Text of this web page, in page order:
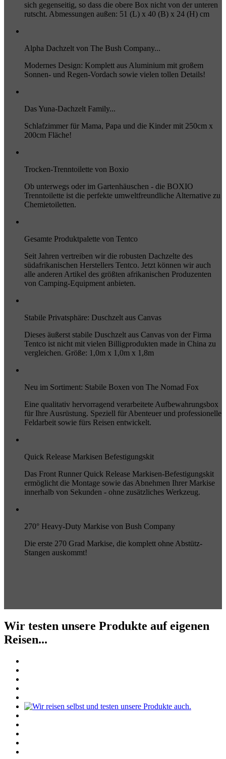
sich gegenseitig, so dass die obere Box nicht von der unteren
rutscht. Abmessungen außen: 51 (L) x 40 (B) x 24 (H) cm
Alpha Dachzelt von The Bush Company...
Modernes Design: Komplett aus Aluminium mit großem
Sonnen- und Regen-Vordach sowie vielen tollen Details!
Das Yuna-Dachzelt Family...
Schlafzimmer für Mama, Papa und die Kinder mit 250cm x
200cm Fläche!
Trocken-Trenntoilette von Boxio
Ob unterwegs oder im Gartenhäuschen - die BOXIO
Trenntoilette ist die perfekte umweltfreundliche Alternative zu
Chemietoiletten.
Gesamte Produktpalette von Tentco
Seit Jahren vertreiben wir die robusten Dachzelte des
südafrikanischen Herstellers Tentco. Jetzt können wir auch
alle anderen Artikel des größten afrikanischen Produzenten
von Camping-Equipment anbieten.
Stabile Privatsphäre: Duschzelt aus Canvas
Dieses äußerst stabile Duschzelt aus Canvas von der Firma
Tentco ist nicht mit vielen Billigprodukten made in China zu
vergleichen. Größe: 1,0m x 1,0m x 1,8m
Neu im Sortiment: Stabile Boxen von The Nomad Fox
Eine qualitativ hervorragend verarbeitete Aufbewahrungsbox
für Ihre Ausrüstung. Speziell für Abenteuer und professionelle
Feldarbeit sowie fürs Reisen entwickelt.
Quick Release Markisen Befestigungskit
Das Front Runner Quick Release Markisen-Befestigungskit
ermöglicht die Montage sowie das Abnehmen Ihrer Markise
innerhalb von Sekunden - ohne zusätzliches Werkzeug.
270° Heavy-Duty Markise von Bush Company
Die erste 270 Grad Markise, die komplett ohne Abstütz-
Stangen auskommt!
Wir testen unsere Produkte auf eigenen
Reisen...